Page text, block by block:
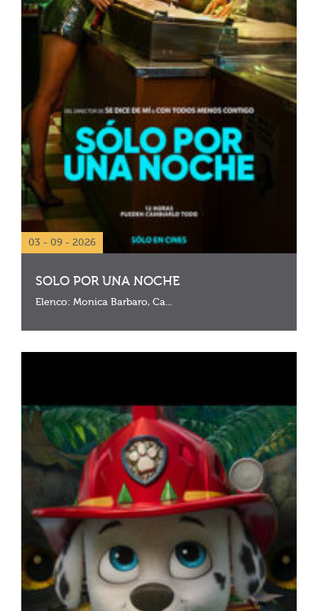
03 - 09 - 2026
SOLO POR UNA NOCHE
Elenco: Monica Barbaro, Ca...